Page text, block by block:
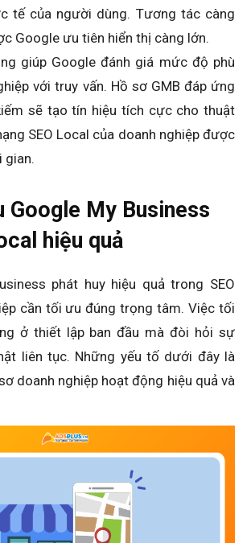
tế của người dùng. Tương tác càng
Google ưu tiên hiển thị càng lớn.
giúp Google đánh giá mức độ phù
với truy vấn. Hồ sơ GMB đáp ứng
sẽ tạo tín hiệu tích cực cho thuật
SEO Local của doanh nghiệp được
gian.
Google My Business
hiệu quả
phát huy hiệu quả trong SEO
cần tối ưu đúng trọng tâm. Việc tối
ở thiết lập ban đầu mà đòi hỏi sự
liên tục. Những yếu tố dưới đây là
doanh nghiệp hoạt động hiệu quả và